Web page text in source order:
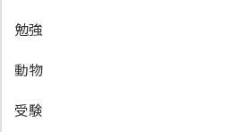
勉強
動物
受験